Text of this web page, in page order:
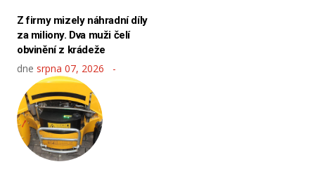
Z firmy mizely náhradní díly
za miliony. Dva muži čelí
obvinění z krádeže
dne srpna 07, 2026